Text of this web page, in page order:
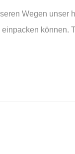
Wegen unser
können.